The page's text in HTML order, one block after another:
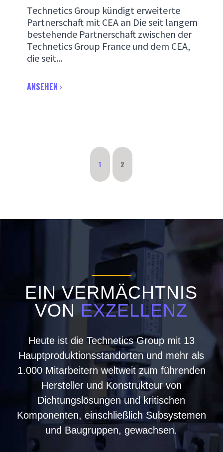
Technetics Group kündigt erweiterte
Partnerschaft mit CEA an Die seit langem
bestehende Partnerschaft zwischen der
Technetics Group France und dem CEA,
die seit...
ANSEHEN
1 2
EIN VERMÄCHTNIS
VONEXZELLENZ
Heute ist die Technetics Group mit 13
Hauptproduktionsstandorten und mehr als
1.000 Mitarbeitern weltweit zum führenden
Hersteller und Konstrukteur von
Dichtungslösungen und kritischen
Komponenten, einschließlich Subsystemen
und Baugruppen, gewachsen.